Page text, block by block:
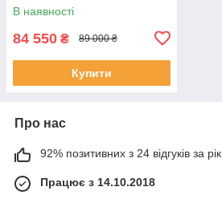
В наявності
84 550 ₴ 89 000 ₴
Купити
Про нас
92% позитивних з 24 відгуків за рік
Працює з 14.10.2018